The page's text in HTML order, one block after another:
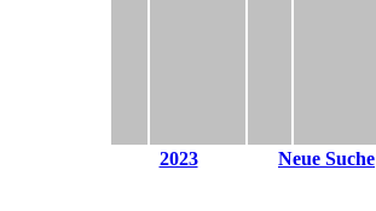
2023 Neue Suche